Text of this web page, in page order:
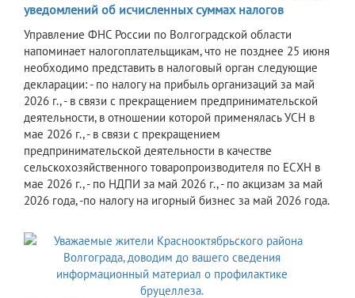
уведомлений об исчисленных суммах налогов
Управление ФНС России по Волгоградской области
напоминает налогоплательщикам, что не позднее 25 июня
необходимо представить в налоговый орган следующие
декларации: - по налогу на прибыль организаций за май
2026 г., - в связи с прекращением предпринимательской
деятельности, в отношении которой применялась УСН в
мае 2026 г., - в связи с прекращением
предпринимательской деятельности в качестве
сельскохозяйственного товаропроизводителя по ЕСХН в
мае 2026 г., - по НДПИ за май 2026 г., - по акцизам за май
2026 года, -по налогу на игорный бизнес за май 2026 года.